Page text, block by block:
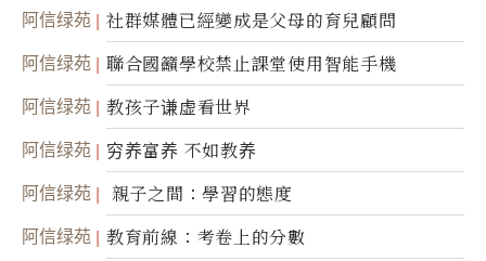
阿信绿苑 社群媒體已經變成是父母的育兒顧問
阿信绿苑 聯合國籲學校禁止課堂使用智能手機
阿信绿苑 教孩子谦虚看世界
阿信绿苑 穷养富养 不如教养
阿信绿苑 親子之間：學習的態度
阿信绿苑 教育前線：考卷上的分數